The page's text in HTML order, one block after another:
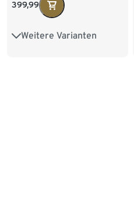
399,99
Weitere Varianten
Spielhaus